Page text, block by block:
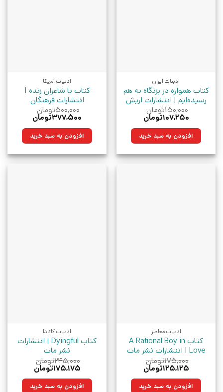
ادبیات ایران
کتاب همواره در بزنگاه به هم
رسیده‌ایم | انتشارات اریش
۱۵۰,۰۰۰تومان
قیمت
۱۵۰,۰۰۰تومان
بود.
۱۰۷,۲۵۰تومان
۱۰۷,۲۵۰تومان.افزودن به سبد خرید
ادبیات آمریکا
کتاب با شاعران زنده |
انتشارات فرهنگان
۵۰۰,۰۰۰تومان
قیمت
۵۰۰,۰۰۰تومان
بود.
۳۷۷,۵۰۰تومان
۳۷۷,۵۰۰تومان.افزودن به سبد خرید
ادبیات معاصر
کتاب A Rational Boy in
Love | انتشارات نشر مات
۱۷۵,۰۰۰تومان
قیمت
۱۷۵,۰۰۰تومان
۱۲۵,۱۲۵تومان
۱۲۵,۱۲۵تومان.افزودن به سبد خرید
ادبیات کانادا
کتاب Dyingful | انتشارات
نشر مات
۲۴۵,۰۰۰تومان
قیمت
۲۴۵,۰۰۰تومان
۱۷۵,۱۷۵تومان
۱۷۵,۱۷۵تومان.افزودن به سبد خرید